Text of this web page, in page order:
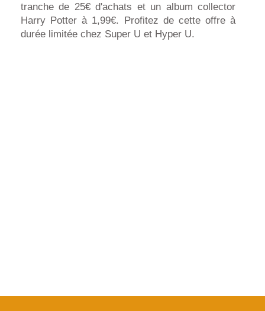
tranche de 25€ d'achats et un album collector
Harry Potter à 1,99€. Profitez de cette offre à
durée limitée chez Super U et Hyper U.